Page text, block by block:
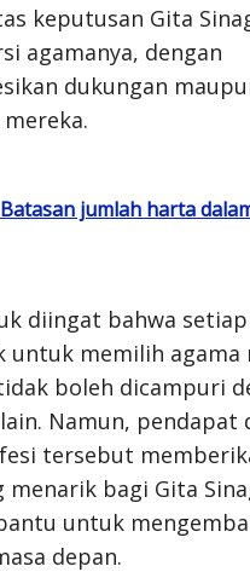
keputusan Gita
agamanya, dengan
dukungan
Batasan jumlah harta
diingat bahwa
untuk memilih agama
boleh dicampuri
Namun, pendapat
tersebut
menarik bagi Gita
untuk
depan.